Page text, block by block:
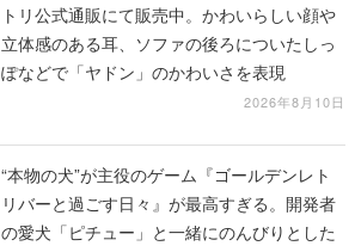
トリ公式通販にて販売中。かわいらしい顔や
立体感のある耳、ソファの後ろについたしっ
ぽなどで「ヤドン」のかわいさを表現
2026年8月10日
“本物の犬”が主役のゲーム『ゴールデンレト
リバーと過ごす日々』が最高すぎる。開発者
の愛犬「ピチュー」と一緒にのんびりとした